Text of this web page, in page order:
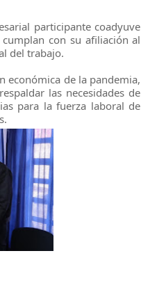
participante coadyuve
con su afiliación al
del trabajo.
económica de la pandemia,
las necesidades de
para la fuerza laboral de